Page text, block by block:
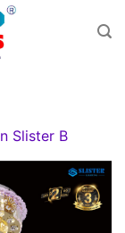
Slister B